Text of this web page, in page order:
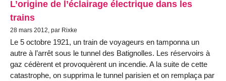
L’origine de l’éclairage électrique dans les
trains
28 mars 2012, par Rixke
Le 5 octobre 1921, un train de voyageurs en tamponna un
autre à l’arrêt sous le tunnel des Batignolles. Les réservoirs à
gaz cédèrent et provoquèrent un incendie. A la suite de cette
catastrophe, on supprima le tunnel parisien et on remplaça par